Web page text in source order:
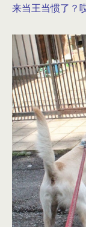
来当王当惯了？